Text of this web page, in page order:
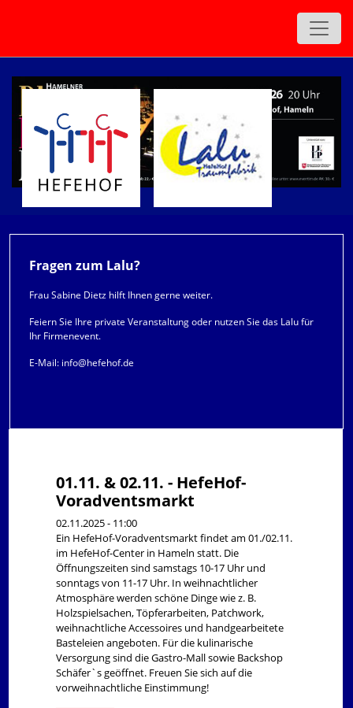
Fragen zum Lalu?
Frau Sabine Dietz hilft Ihnen gerne weiter.
Feiern Sie Ihre private Veranstaltung oder nutzen Sie das Lalu für
Ihr Firmenevent.
E-Mail: info@hefehof.de
01.11. & 02.11. - HefeHof-
Voradventsmarkt
02.11.2025 - 11:00
Ein HefeHof-Voradventsmarkt findet am 01./02.11.
im HefeHof-Center in Hameln statt. Die
Öffnungszeiten sind samstags 10-17 Uhr und
sonntags von 11-17 Uhr. In weihnachtlicher
Atmosphäre werden schöne Dinge wie z. B.
Holzspielsachen, Töpferarbeiten, Patchwork,
weihnachtliche Accessoires und handgearbeitete
Basteleien angeboten. Für die kulinarische
Versorgung sind die Gastro-Mall sowie Backshop
Schäfer`s geöffnet. Freuen Sie sich auf die
vorweihnachtliche Einstimmung!